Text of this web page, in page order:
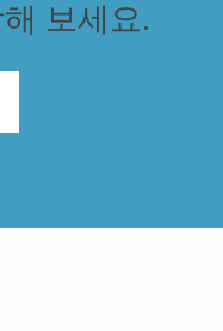
보세요.